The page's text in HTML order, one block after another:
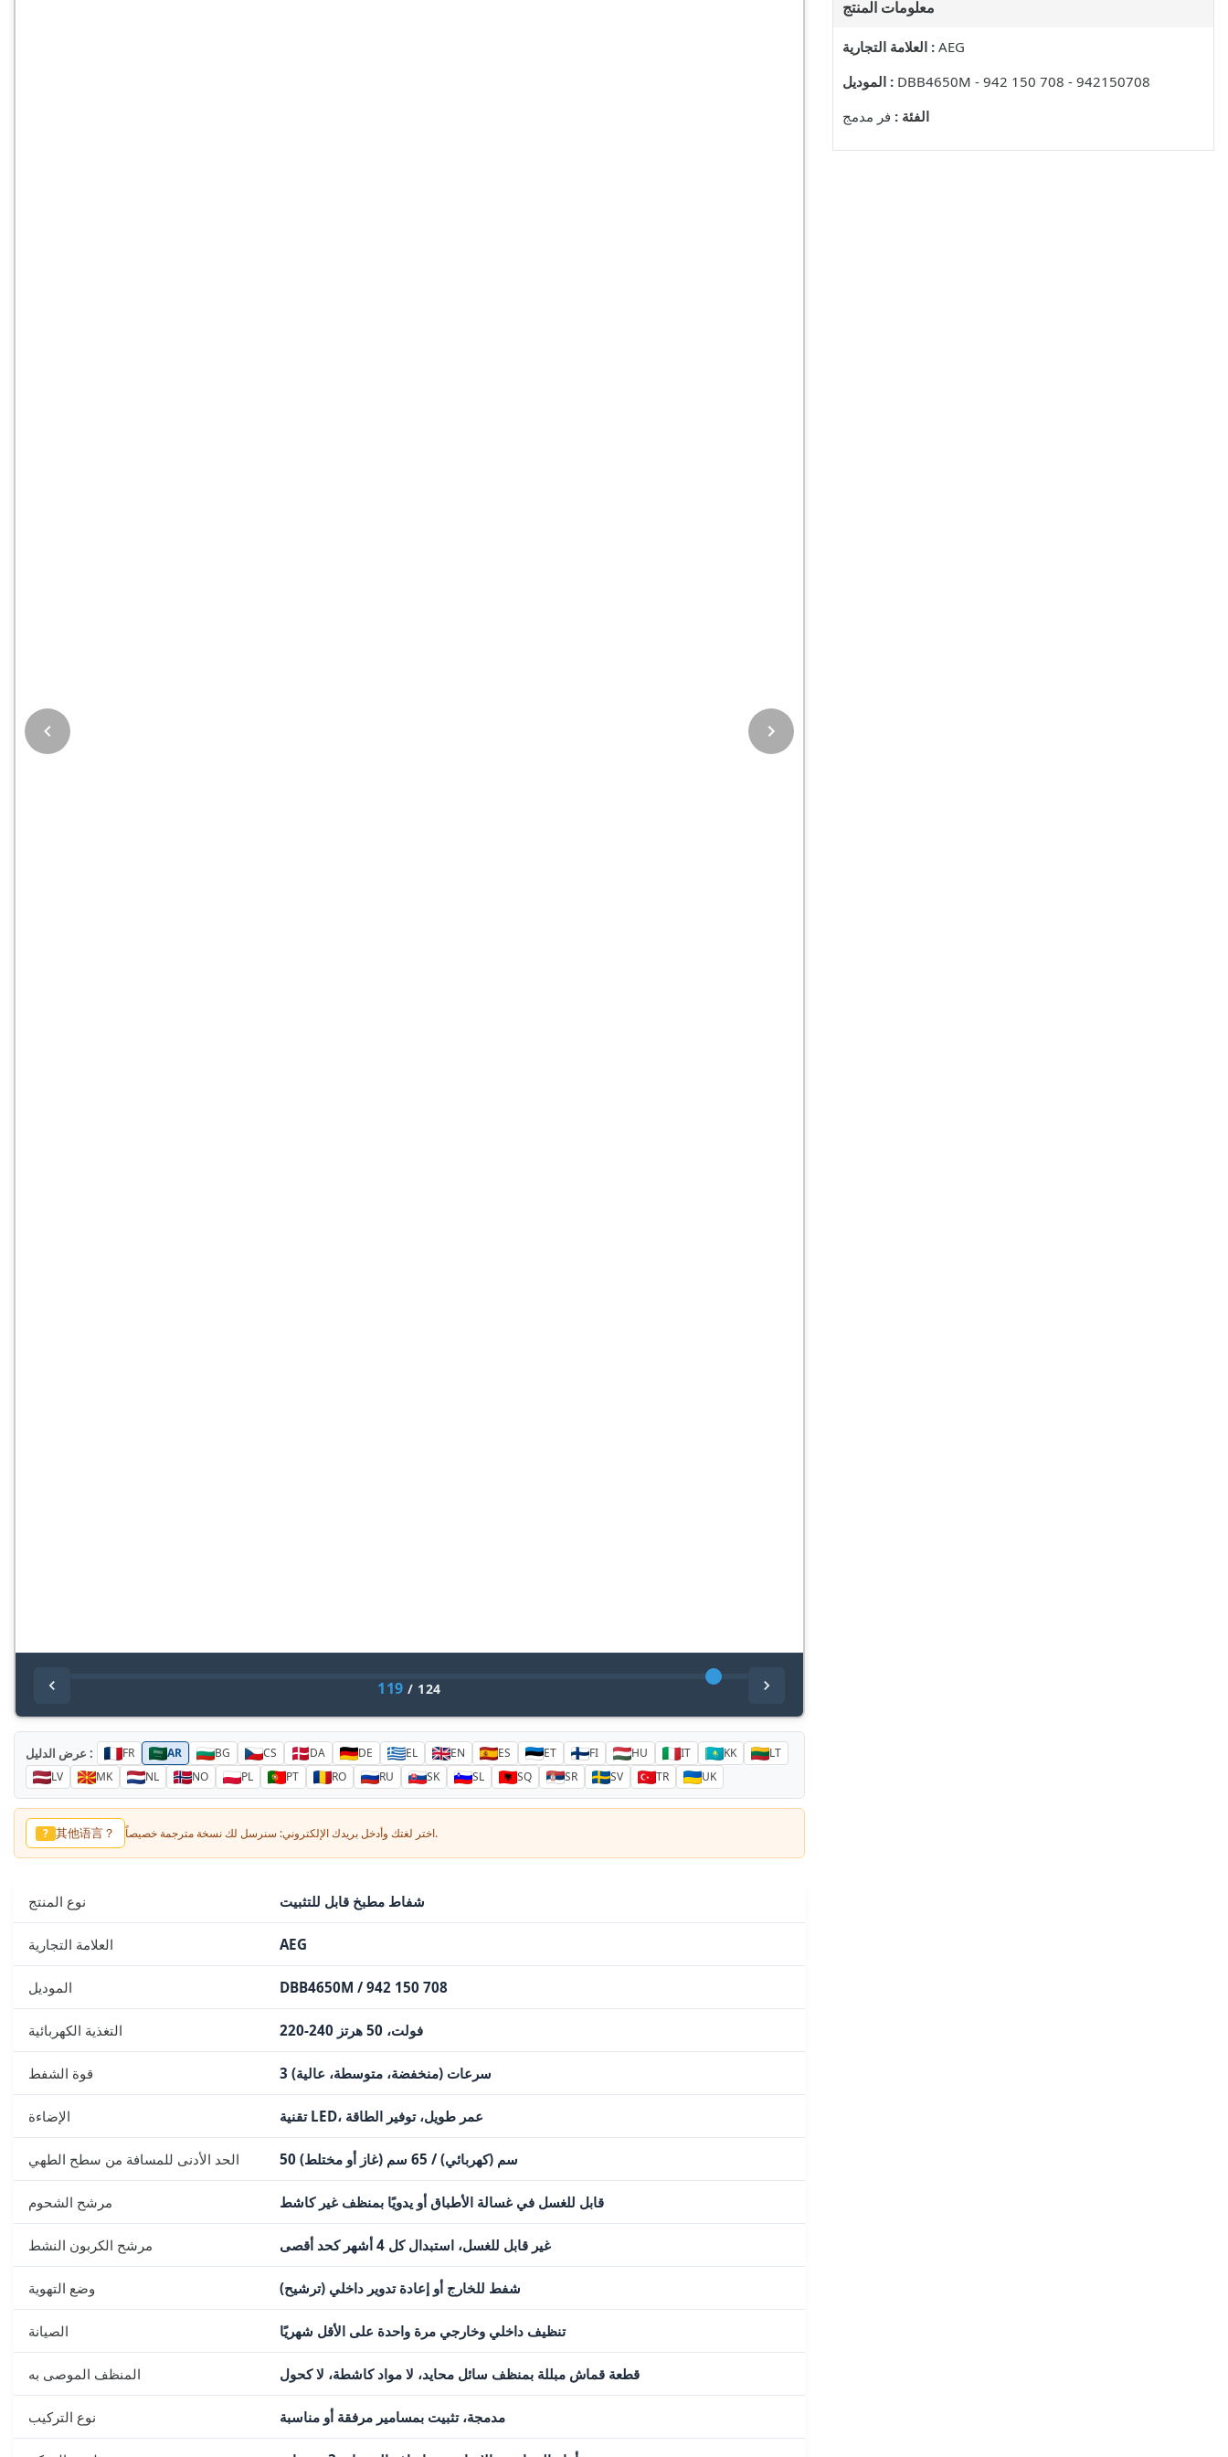
119 / 124
عرض الدليل : FR AR BG CS DA DE EL EN ES ET FI HU IT KK
LT
LV
MK NL NO PL PT RO RU SK SL SQ SR SV TR UK
? 其他语言？ اختر لغتك وأدخل بريدك الإلكتروني: سنرسل لك نسخة مترجمة خصيصاً.
نوع المنتج شفاط مطبخ قابل للتثبيت
العلامة التجارية AEG
الموديل DBB4650M / 942 150 708
التغذية الكهربائية 220-240 فولت، 50 هرتز
قوة الشفط 3 سرعات (منخفضة، متوسطة، عالية)
الإضاءة تقنية LED، عمر طويل، توفير الطاقة
الحد الأدنى للمسافة من سطح الطهي 50 سم (كهربائي) / 65 سم (غاز أو مختلط)
مرشح الشحوم قابل للغسل في غسالة الأطباق أو يدويًا بمنظف غير كاشط
مرشح الكربون النشط غير قابل للغسل، استبدال كل 4 أشهر كحد أقصى
وضع التهوية شفط للخارج أو إعادة تدوير داخلي (ترشيح)
الصيانة تنظيف داخلي وخارجي مرة واحدة على الأقل شهريًا
المنظف الموصى به قطعة قماش مبللة بمنظف سائل محايد، لا مواد كاشطة، لا كحول
نوع التركيب مدمجة، تثبيت بمسامير مرفقة أو مناسبة
معلومات المنتج
العلامة التجارية : AEG
الموديل : DBB4650M - 942 150 708 - 942150708
الفئة : فر مدمج